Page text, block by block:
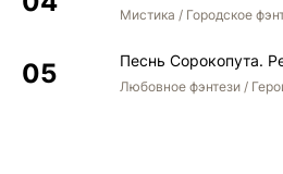
Мистика / Городское
Песнь Сорокопута.
Любовное фэнтези /